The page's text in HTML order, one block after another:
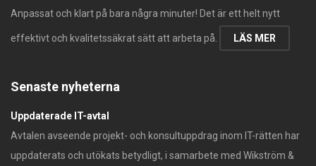
Anpassat och klart på bara några minuter! Det är ett helt nytt
effektivt och kvalitetssäkrat sätt att arbeta på. LÄS MER
Senaste nyheterna
Uppdaterade IT-avtal
Avtalen avseende projekt- och konsultuppdrag inom IT-rätten har
uppdaterats och utökats betydligt, i samarbete med Wikström &